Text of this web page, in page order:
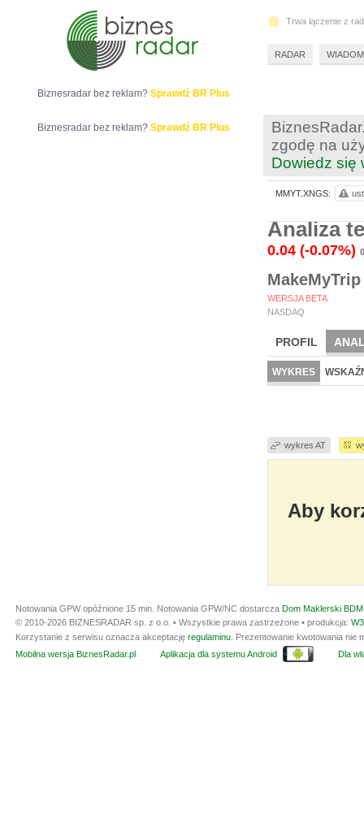
zgodę na
Dowiedz się
Analiza
0.04 (-0.07%)
WERSJA BETA
NASDAQ
PROFIL
WYKRES
wykres AT
Aby
MMYT.XNGS:
Biznesradar bez reklam? Sprawdź BR Plus
Biznesradar bez reklam? Sprawdź BR Plus
Trwa łączenie z
RADAR
Notowania GPW opóźnione 15 min. Notowania GPW/NC dostarcza Dom Maklerski
© 2010-2026 BIZNESRADAR sp. z o.o. • Wszystkie prawa zastrzeżone • produkcja:
Korzystanie z serwisu oznacza akceptację regulaminu . Prezentowanie kwotowania
Mobilna wersja BiznesRadar.pl
Aplikacja dla systemu Android Dla